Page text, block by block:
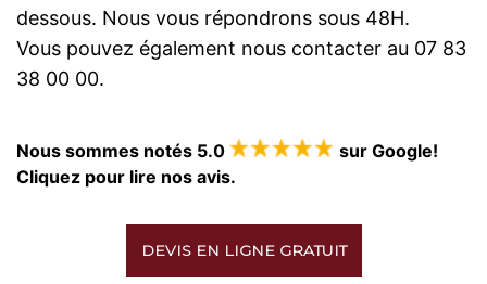
dessous. Nous vous répondrons sous 48H.
Vous pouvez également nous contacter au 07 83
38 00 00.
Nous sommes notés 5.0
sur Google!
Cliquez pour lire nos avis.
DEVIS EN LIGNE GRATUIT